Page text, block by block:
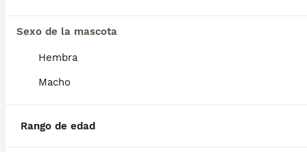
Sexo de la mascota
Hembra
Macho
Rango de edad
Informarse bien y comparar opciones antes
decisión.
peligroso?